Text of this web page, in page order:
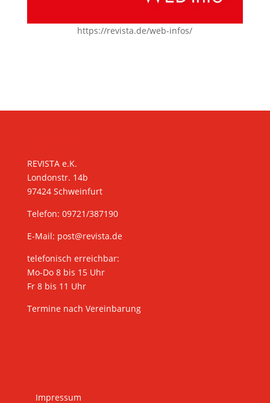
https://revista.de/web-infos/
REVISTA e.K.
Londonstr. 14b
97424 Schweinfurt
Telefon: 09721/387190
E-Mail: post@revista.de
telefonisch erreichbar:
Mo-Do 8 bis 15 Uhr
Fr 8 bis 11 Uhr
Termine nach Vereinbarung
Impressum